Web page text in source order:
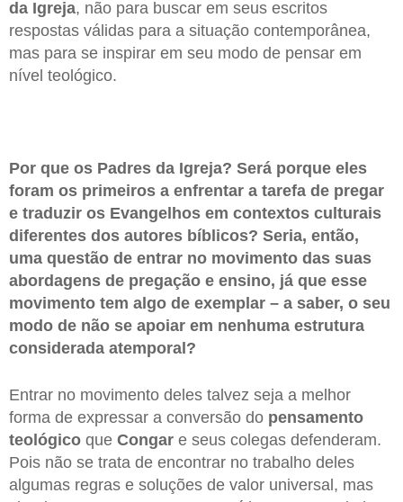
da Igreja, não para buscar em seus escritos
respostas válidas para a situação contemporânea,
mas para se inspirar em seu modo de pensar em
nível teológico.
Por que os Padres da Igreja? Será porque eles
foram os primeiros a enfrentar a tarefa de pregar
e traduzir os Evangelhos em contextos culturais
diferentes dos autores bíblicos? Seria, então,
uma questão de entrar no movimento das suas
abordagens de pregação e ensino, já que esse
movimento tem algo de exemplar – a saber, o seu
modo de não se apoiar em nenhuma estrutura
considerada atemporal?
Entrar no movimento deles talvez seja a melhor
forma de expressar a conversão do pensamento
teológico que Congar e seus colegas defenderam.
Pois não se trata de encontrar no trabalho deles
algumas regras e soluções de valor universal, mas